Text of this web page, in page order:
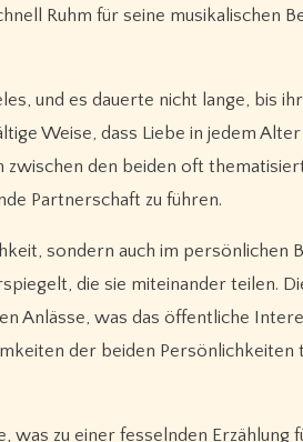
Ruhm für seine musikalischen
und es dauerte nicht lange, bis
Weise, dass Liebe in jedem
zwischen den beiden oft
Partnerschaft zu führen.
sondern auch im persönlichen
die sie miteinander teilen.
Anlässe, was das öffentliche
der beiden Persönlichkeiten
was zu einer fesselnden Erzählung